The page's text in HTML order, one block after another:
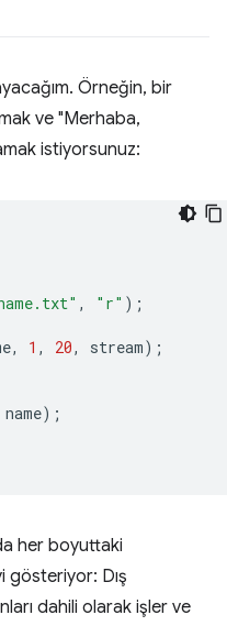
Örneğin, bir
ve "Merhaba,
istiyorsunuz:
, "r" );
, 1 , 20, stream);
name);
her boyuttaki
gösteriyor: Dış
dahili olarak işler ve